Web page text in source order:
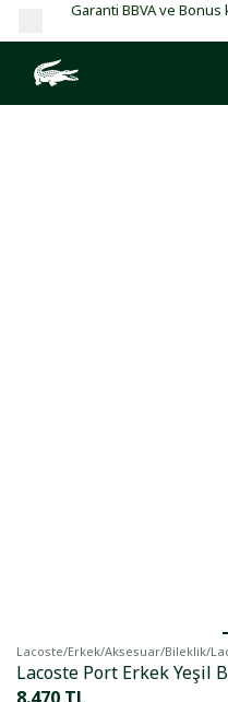
Garanti BBVA ve
Lacoste/Erkek/Aksesuar/Bileklik/
Lacoste Port Erkek Yeşil